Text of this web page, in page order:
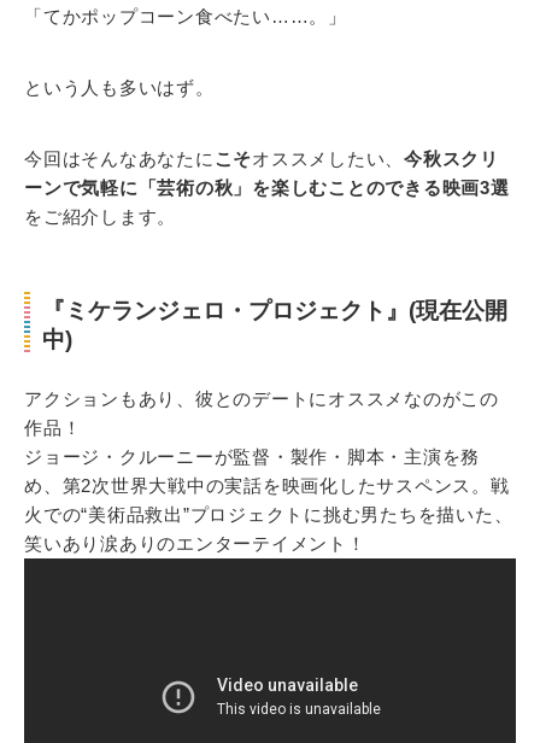
「てかポップコーン食べたい……。」
という人も多いはず。
今回はそんなあなたにこそオススメしたい、 今秋スクリ
ーンで気軽に「芸術の秋」を楽しむことのできる映画3選
をご紹介します。
『ミケランジェロ・プロジェクト』(現在公開
中)
アクションもあり、彼とのデートにオススメなのがこの
作品！
ジョージ・クルーニーが監督・製作・脚本・主演を務
め、第2次世界大戦中の実話を映画化したサスペンス。戦
火での“美術品救出”プロジェクトに挑む男たちを描いた、
笑いあり涙ありのエンターテイメント！